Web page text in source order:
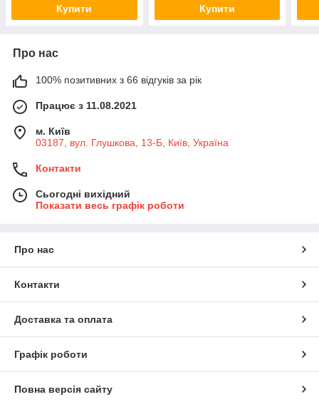
Купити Купити
Про нас
100% позитивних з 66 відгуків за рік
Працює з 11.08.2021
м. Київ
03187, вул. Глушкова, 13-Б, Київ, Україна
Контакти
Сьогодні вихідний
Показати весь графік роботи
Про нас
Контакти
Доставка та оплата
Графік роботи
Повна версія сайту